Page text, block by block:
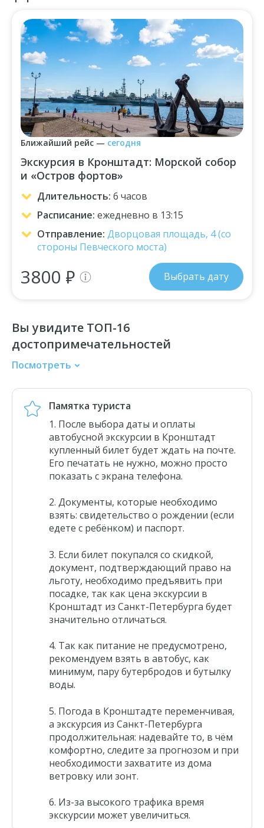
Ближайший рейс — сегодня
Экскурсия в Кронштадт: Морской собор
и «Остров фортов»
Длительность: 6 часов
Расписание: ежедневно в 13:15
Отправление: Дворцовая площадь, 4 (со
стороны Певческого моста)
3800 ₽ Выбрать дату
Вы увидите ТОП-16
достопримечательностей
Посмотреть
Кронштадское Адмиралтейство
Итальянский дворец
Кронштадтский футшток
Док Петра I
Якорная площадь
Морской собор святителя Николая Чудотворца
Гостиный двор
Петровский парк
Форт Кроншлот
Форт Константин
Форт Милютин
Форт Петр I
Форт Павел I
Форт Александр I
Памятка туриста
После выбора даты и оплаты
автобусной экскурсии в Кронштадт
купленный билет будет ждать на почте.
Его печатать не нужно, можно просто
показать с экрана телефона.
Документы, которые необходимо
взять: свидетельство о рождении (если
едете с ребёнком) и паспорт.
Если билет покупался со скидкой,
документ, подтверждающий право на
льготу, необходимо предъявить при
посадке, так как цена экскурсии в
Кронштадт из Санкт-Петербурга будет
значительно отличаться.
Так как питание не предусмотрено,
рекомендуем взять в автобус, как
минимум, пару бутербродов и бутылку
воды.
Погода в Кронштадте переменчивая,
а экскурсия из Санкт-Петербурга
продолжительная: надевайте то, в чём
комфортно, следите за прогнозом и при
необходимости захватите из дома
ветровку или зонт.
Из-за высокого трафика время
экскурсии может увеличиться.